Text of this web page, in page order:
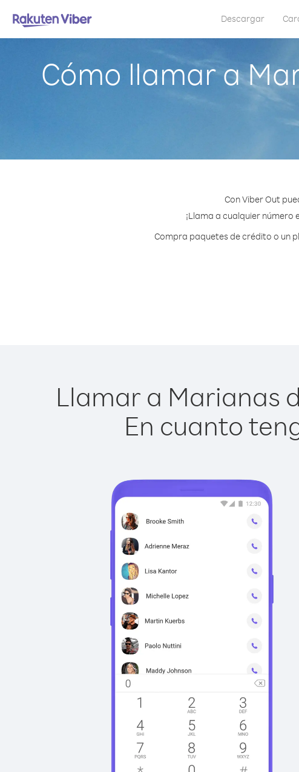
Descargar
Cómo llamar a
Con Viber Out
¡Llama a cualquier número
Compra paquetes de crédito o un
Llamar a Marianas
En cuanto